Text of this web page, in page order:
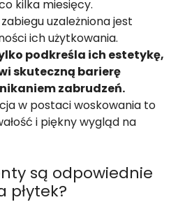
kilka miesięcy.
uzależniona jest
ich użytkowania.
podkreśla ich estetykę,
skuteczną barierę
zabrudzeń.
w postaci woskowania to
i piękny wygląd na
są odpowiednie
płytek?